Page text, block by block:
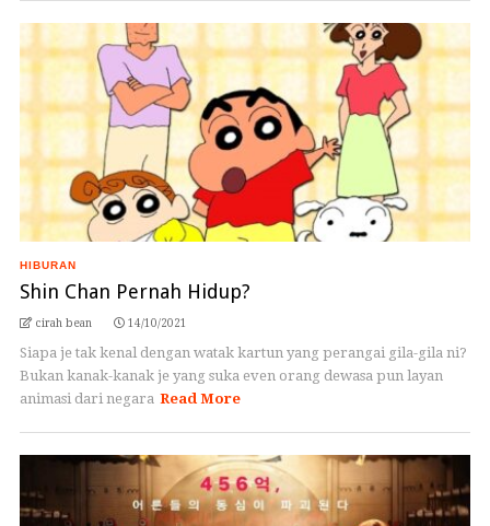
HIBURAN
Shin Chan Pernah Hidup?
cirah bean 14/10/2021
Siapa je tak kenal dengan watak kartun yang perangai gila-gila ni?
Bukan kanak-kanak je yang suka even orang dewasa pun layan
animasi dari negara Read More